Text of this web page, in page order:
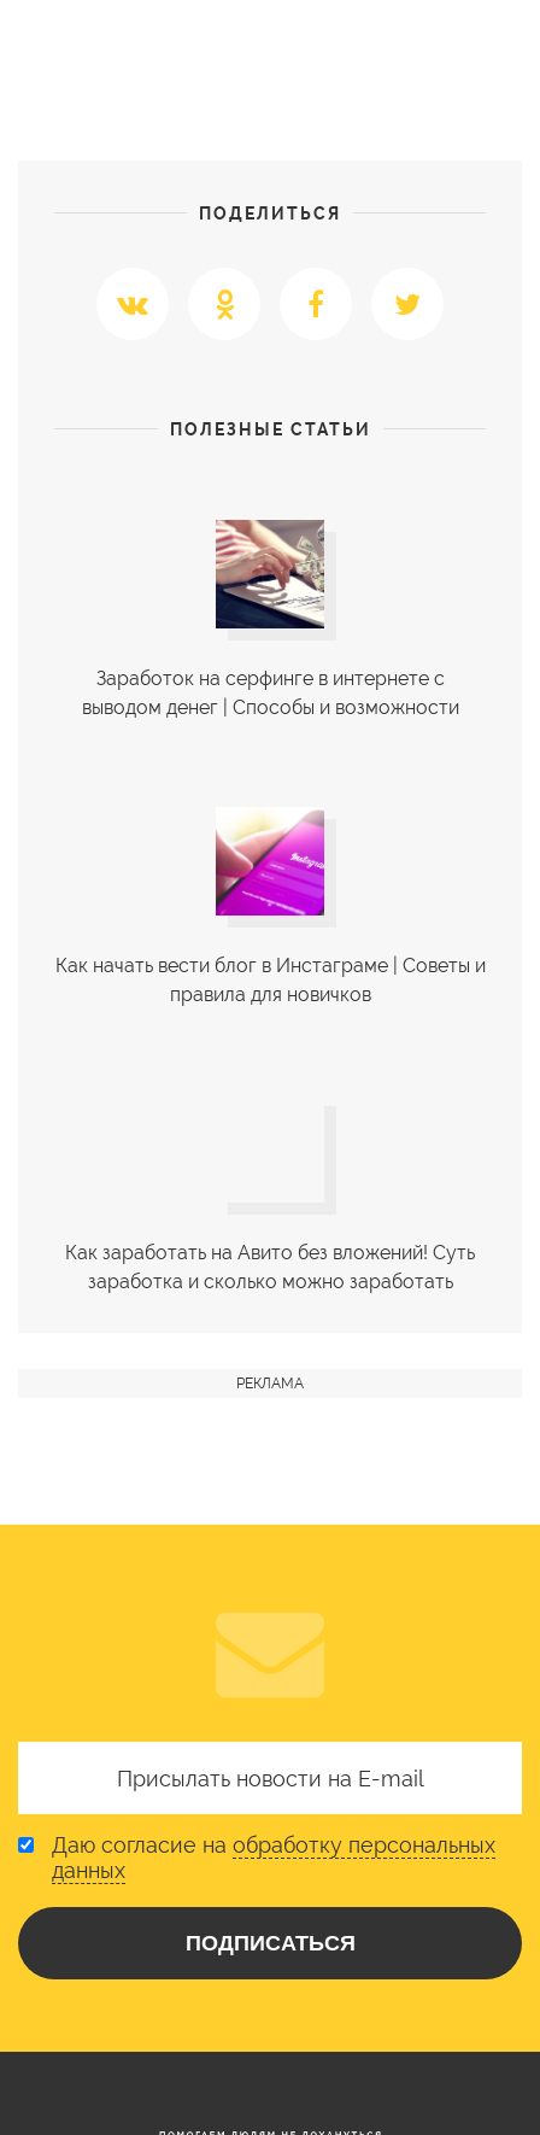
ПОДЕЛИТЬСЯ
ПОЛЕЗНЫЕ СТАТЬИ
Заработок на серфинге в интернете с
выводом денег | Cпособы и возможности
Как начать вести блог в Инстаграме | Советы и
правила для новичков
Как заработать на Авито без вложений! Суть
заработка и сколько можно заработать
Даю согласие на обработку персональных
данных
ПОДПИСАТЬСЯ